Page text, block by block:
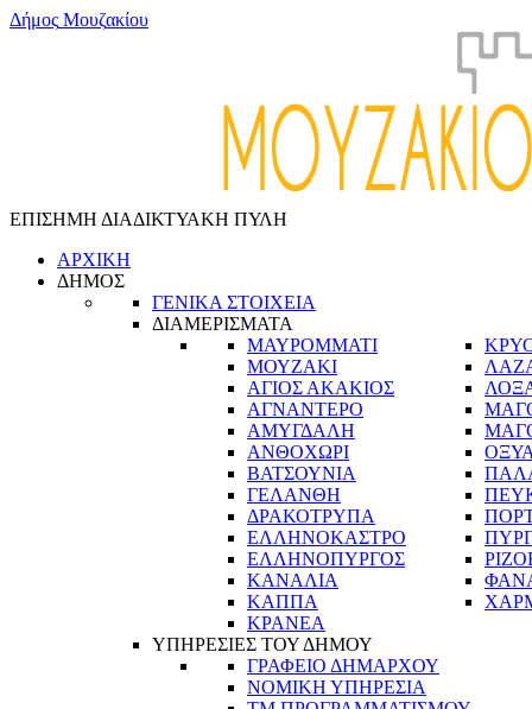
Δήμος Μουζακίου
ΕΠΙΣΗΜΗ ΔΙΑΔΙΚΤΥΑΚΗ ΠΥΛΗ
ΑΡΧΙΚΗ
ΔΗΜΟΣ
ΓΕΝΙΚΑ ΣΤΟΙΧΕΙΑ
ΔΙΑΜΕΡΙΣΜΑΤΑ
ΜΑΥΡΟΜΜΑΤΙ
ΜΟΥΖΑΚΙ
ΑΓΙΟΣ ΑΚΑΚΙΟΣ
ΑΓΝΑΝΤΕΡΟ
ΑΜΥΓΔΑΛΗ
ΑΝΘΟΧΩΡΙ
ΒΑΤΣΟΥΝΙΑ
ΓΕΛΑΝΘΗ
ΔΡΑΚΟΤΡΥΠΑ
ΕΛΛΗΝΟΚΑΣΤΡΟ
ΕΛΛΗΝΟΠΥΡΓΟΣ
ΚΑΝΑΛΙΑ
ΚΑΠΠΑ
ΚΡΑΝΕΑ
ΥΠΗΡΕΣΙΕΣ ΤΟΥ ΔΗΜΟΥ
ΓΡΑΦΕΙΟ ΔΗΜΑΡΧΟΥ
ΝΟΜΙΚΗ ΥΠΗΡΕΣΙΑ